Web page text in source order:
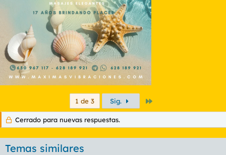
1 de 3 Sig.
Cerrado para nuevas respuestas.
Temas similares